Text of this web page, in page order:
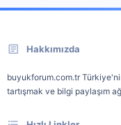
Hakkımızda
buyukforum.com.tr
tartışmak ve bilgi paylaşım